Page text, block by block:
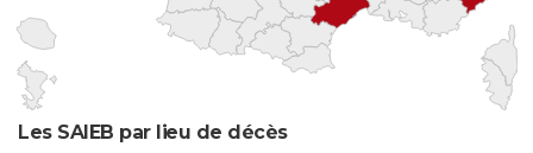
Les SAIEB par lieu de décès